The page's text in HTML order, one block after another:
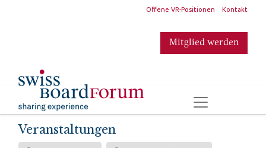
Offene VR-Positionen Kontakt
Mitglied werden
Veranstaltungen